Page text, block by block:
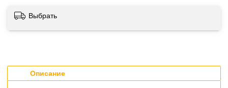
Выбрать
Описание